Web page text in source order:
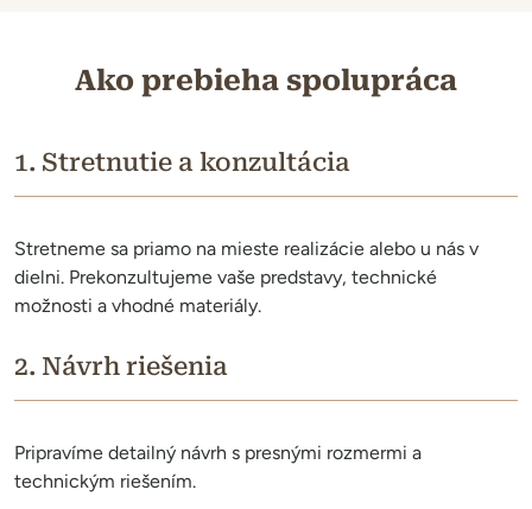
Ako prebieha spolupráca
1. Stretnutie a konzultácia
Stretneme sa priamo na mieste realizácie alebo u nás v
dielni. Prekonzultujeme vaše predstavy, technické
možnosti a vhodné materiály.
2. Návrh riešenia
Pripravíme detailný návrh s presnými rozmermi a
technickým riešením.